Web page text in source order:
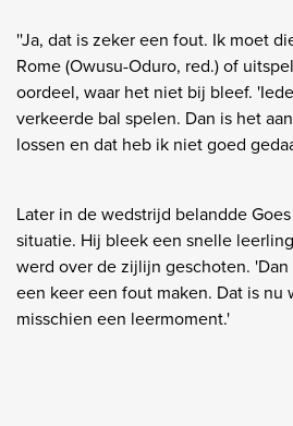
''Ja, dat is zeker een fout. Ik moet
Rome (Owusu-Oduro, red.) of
oordeel, waar het niet bij bleef.
verkeerde bal spelen. Dan is het
lossen en dat heb ik niet goed
Later in de wedstrijd belandde
situatie. Hij bleek een snelle
werd over de zijlijn geschoten.
een keer een fout maken. Dat is nu
misschien een leermoment.'